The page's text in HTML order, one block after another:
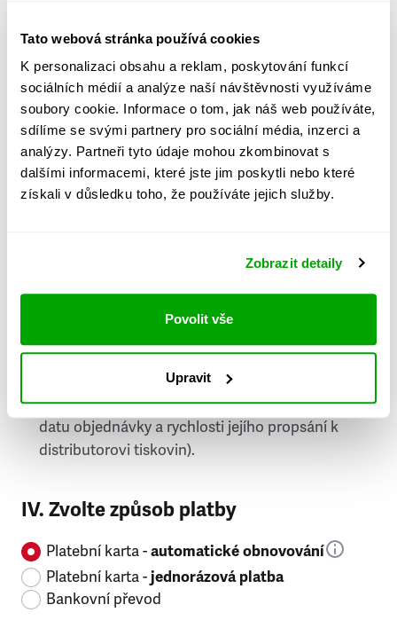
Tato webová stránka používá cookies
K personalizaci obsahu a reklam, poskytování funkcí
sociálních médií a analýze naší návštěvnosti využíváme
soubory cookie. Informace o tom, jak náš web používáte,
sdílíme se svými partnery pro sociální média, inzerci a
analýzy. Partneři tyto údaje mohou zkombinovat s
dalšími informacemi, které jste jim poskytli nebo které
získali v důsledku toho, že používáte jejich služby.
Zobrazit detaily
Povolit vše
Upravit
Město
PSČ
Stát
doručování týdeníku Respekt v tištěné verzi, na
první vydání ve vaší schránce se můžete těšit
příští, nejpozději přespříští týden (v závislosti na
datu objednávky a rychlosti jejího propsání k
distributorovi tiskovin).
IV. Zvolte způsob platby
Platební karta -automatické obnovování
Platební karta -jednorázová platba
Bankovní převod